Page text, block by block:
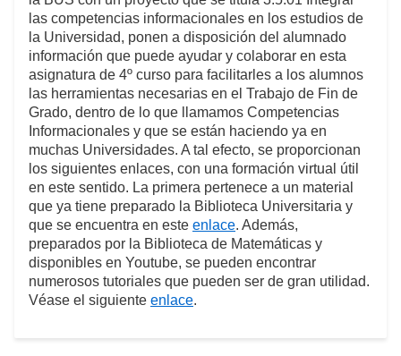
las competencias informacionales en los estudios de
la Universidad, ponen a disposición del alumnado
información que puede ayudar y colaborar en esta
asignatura de 4º curso para facilitarles a los alumnos
las herramientas necesarias en el Trabajo de Fin de
Grado, dentro de lo que llamamos Competencias
Informacionales y que se están haciendo ya en
muchas Universidades. A tal efecto, se proporcionan
los siguientes enlaces, con una formación virtual útil
en este sentido. La primera pertenece a un material
que ya tiene preparado la Biblioteca Universitaria y
que se encuentra en este enlace. Además,
preparados por la Biblioteca de Matemáticas y
disponibles en Youtube, se pueden encontrar
numerosos tutoriales que pueden ser de gran utilidad.
Véase el siguiente enlace.